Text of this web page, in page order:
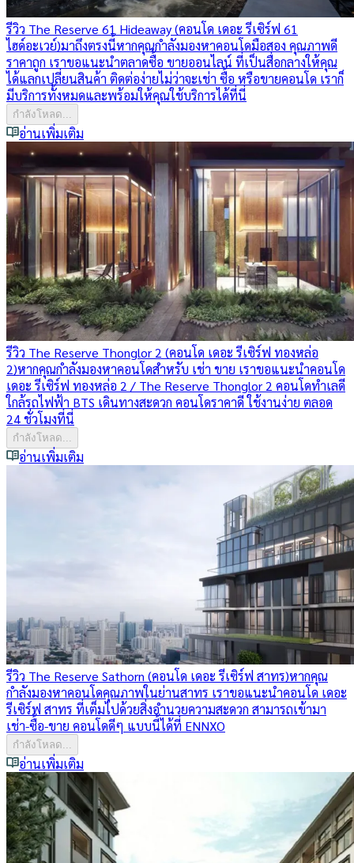
รีวิว The Reserve 61 Hideaway (คอนโด เดอะ รีเซิร์ฟ 61
ไฮด์อะเวย์)มาถึงตรงนี้หากคุณกำลังมองหาคอนโดมือสอง คุณภาพดี
ราคาถูก เราขอแนะนำตลาดซื้อ ขายออนไลน์ ที่เป็นสื่อกลางให้คุณ
ได้แลกเปลี่ยนสินค้า ติดต่อง่ายไม่ว่าจะเช่า ซื้อ หรือขายคอนโด เราก็
มีบริการทั้งหมดและพร้อมให้คุณใช้บริการได้ที่นี่
กำลังโหลด...
อ่านเพิ่มเติม
รีวิว The Reserve Thonglor 2 (คอนโด เดอะ รีเซิร์ฟ ทองหล่อ
2)หากคุณกำลังมองหาคอนโดสำหรับ เช่า ขาย เราขอแนะนำคอนโด
เดอะ รีเซิร์ฟ ทองหล่อ 2 / The Reserve Thonglor 2 คอนโดทำเลดี
ใกล้รถไฟฟ้า BTS เดินทางสะดวก คอนโดราคาดี ใช้งานง่าย ตลอด
24 ชั่วโมงที่นี่
กำลังโหลด...
อ่านเพิ่มเติม
รีวิว The Reserve Sathorn (คอนโด เดอะ รีเซิร์ฟ สาทร)หากคุณ
กำลังมองหาคอนโดคุณภาพในย่านสาทร เราขอแนะนำคอนโด เดอะ
รีเซิร์ฟ สาทร ที่เต็มไปด้วยสิ่งอำนวยความสะดวก สามารถเข้ามา
เช่า-ซื้อ-ขาย คอนโดดีๆ แบบนี้ได้ที่ ENNXO
กำลังโหลด...
อ่านเพิ่มเติม